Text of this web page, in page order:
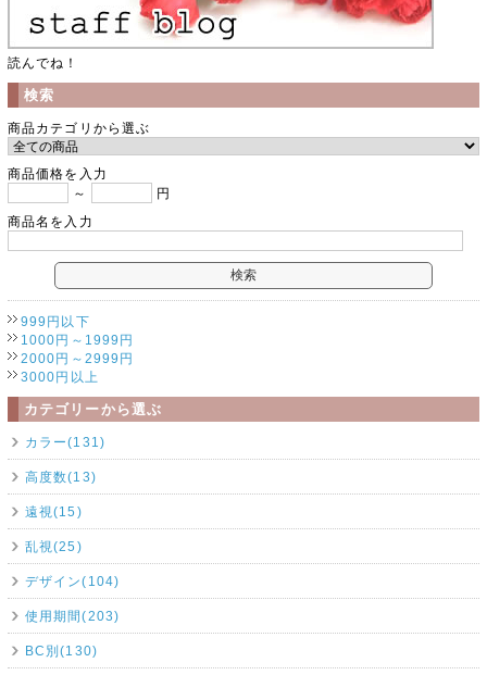
読んでね！
検索
商品カテゴリから選ぶ
商品価格を入力
～
円
商品名を入力
999円以下
1000円～1999円
2000円～2999円
3000円以上
カテゴリーから選ぶ
カラー(131)
高度数(13)
遠視(15)
乱視(25)
デザイン(104)
使用期間(203)
BC別(130)